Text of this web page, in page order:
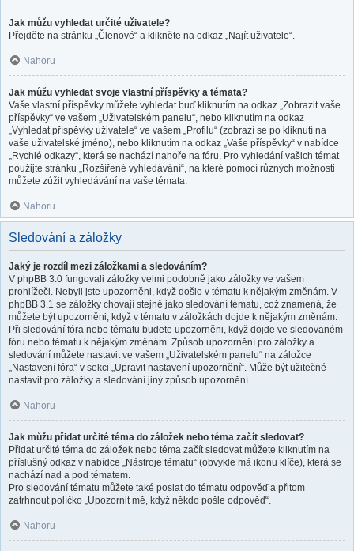
Jak můžu vyhledat určité uživatele?
Přejděte na stránku „Členové“ a klikněte na odkaz „Najít uživatele“.
Nahoru
Jak můžu vyhledat svoje vlastní příspěvky a témata?
Vaše vlastní příspěvky můžete vyhledat buď kliknutím na odkaz „Zobrazit vaše
příspěvky“ ve vašem „Uživatelském panelu“, nebo kliknutím na odkaz
„Vyhledat příspěvky uživatele“ ve vašem „Profilu“ (zobrazí se po kliknutí na
vaše uživatelské jméno), nebo kliknutím na odkaz „Vaše příspěvky“ v nabídce
„Rychlé odkazy“, která se nachází nahoře na fóru. Pro vyhledání vašich témat
použijte stránku „Rozšířené vyhledávání“, na které pomocí různých možnosti
můžete zúžit vyhledávání na vaše témata.
Nahoru
Sledování a záložky
Jaký je rozdíl mezi záložkami a sledováním?
V phpBB 3.0 fungovali záložky velmi podobně jako záložky ve vašem
prohlížeči. Nebyli jste upozorněni, když došlo v tématu k nějakým změnám. V
phpBB 3.1 se záložky chovají stejně jako sledování tématu, což znamená, že
můžete být upozorněni, když v tématu v záložkách dojde k nějakým změnám.
Při sledování fóra nebo tématu budete upozorněni, když dojde ve sledovaném
fóru nebo tématu k nějakým změnám. Způsob upozornění pro záložky a
sledování můžete nastavit ve vašem „Uživatelském panelu“ na záložce
„Nastavení fóra“ v sekci „Upravit nastavení upozornění“. Může být užitečné
nastavit pro záložky a sledování jiný způsob upozornění.
Nahoru
Jak můžu přidat určité téma do záložek nebo téma začít sledovat?
Přidat určité téma do záložek nebo téma začít sledovat můžete kliknutím na
příslušný odkaz v nabídce „Nástroje tématu“ (obvykle má ikonu klíče), která se
nachází nad a pod tématem.
Pro sledování tématu můžete také poslat do tématu odpověď a přitom
zatrhnout políčko „Upozornit mě, když někdo pošle odpověď“.
Nahoru